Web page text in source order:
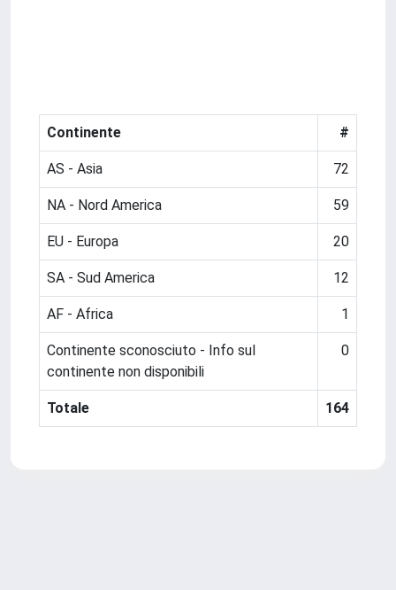
Continente #
AS - Asia 72
NA - Nord America 59
EU - Europa 20
SA - Sud America 12
AF - Africa 1
Continente sconosciuto - Info sul
continente non disponibili
0
Totale 164